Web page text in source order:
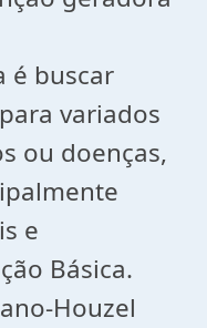
é buscar
variados
ou doenças,
e
Básica.
Houzel